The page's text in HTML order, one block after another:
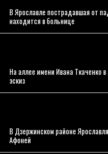
В Ярославле пострадавшая от
находится в больнице
На аллее имени Ивана Ткаченко
эскиз
В Дзержинском районе
Афоней